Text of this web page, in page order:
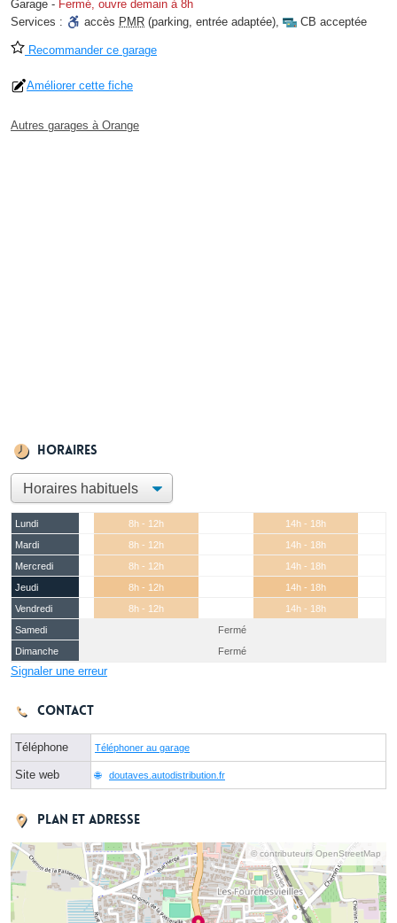
Garage - Fermé, ouvre demain à 8h
Services :
accès PMR (parking, entrée adaptée), CB acceptée
Recommander ce garage
Améliorer cette fiche
Autres garages à Orange
Horaires
Lundi 8h - 12h
14h - 18h
Mardi
8h - 12h
14h - 18h
Mercredi
8h - 12h
14h - 18h
Jeudi
8h - 12h
14h - 18h
Vendredi
8h - 12h
14h - 18h
Samedi
Fermé
Dimanche
Fermé
Signaler une erreur
Contact
Téléphone Téléphoner au garage
Site web doutaves.autodistribution.fr
Plan et adresse
© contributeurs OpenStreetMap